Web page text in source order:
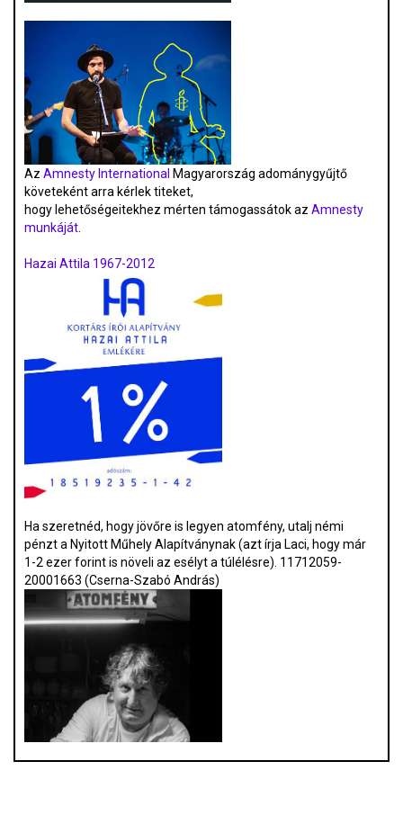
Az Amnesty International Magyarország adománygyűjtő
követeként arra kérlek titeket,
hogy lehetőségeitekhez mérten támogassátok az Amnesty
munkáját.
Hazai Attila 1967-2012
Ha szeretnéd, hogy jövőre is legyen atomfény, utalj némi
pénzt a Nyitott Műhely Alapítványnak (azt írja Laci, hogy már
1-2 ezer forint is növeli az esélyt a túlélésre). 11712059-
20001663 (Cserna-Szabó András)